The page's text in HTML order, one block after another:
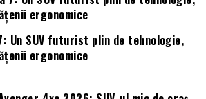
Un SUV futurist plin de tehnologie,
ergonomice